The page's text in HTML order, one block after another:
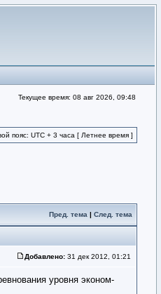
Текущее время: 08 авг 2026, 09:48
пояс: UTC + 3 часа [ Летнее время ]
Пред. тема | След. тема
Добавлено: 31 дек 2012, 01:21
уровня эконом-